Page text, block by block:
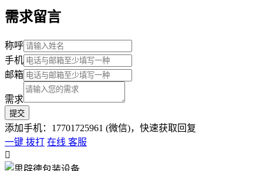
需求留言
称呼
手机
邮箱
需求
添加手机：17701725961 (微信)，快速获取回复
一键 拨打 在线 客服
